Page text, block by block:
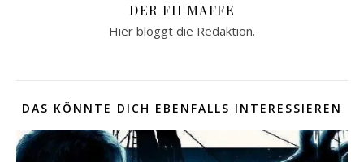
DER FILMAFFE
Hier bloggt die Redaktion.
DAS KÖNNTE DICH EBENFALLS INTERESSIEREN